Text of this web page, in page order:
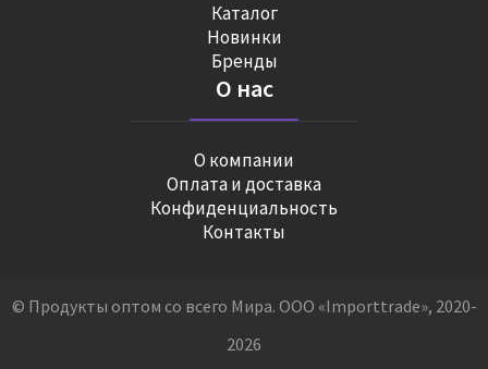
Каталог
Новинки
Бренды
О нас
О компании
Оплата и доставка
Конфиденциальность
Контакты
© Продукты оптом со всего Мира. ООО «Importtrade», 2020-
2026